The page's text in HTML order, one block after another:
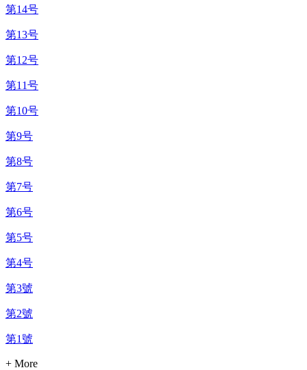
第14号
第13号
第12号
第11号
第10号
第9号
第8号
第7号
第6号
第5号
第4号
第3號
第2號
第1號
+ More